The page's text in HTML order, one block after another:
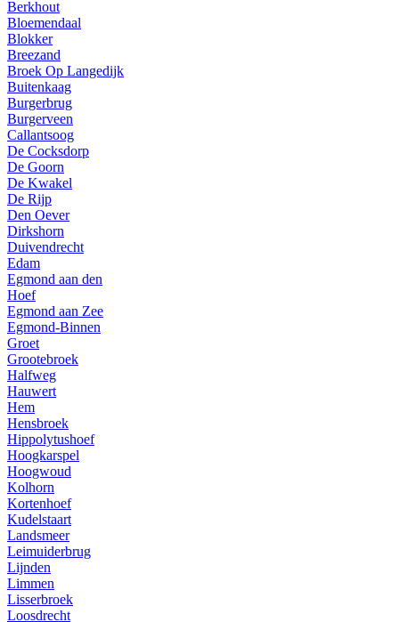
Berkhout
Bloemendaal
Blokker
Breezand
Broek Op Langedijk
Buitenkaag
Burgerbrug
Burgerveen
Callantsoog
De Cocksdorp
De Goorn
De Kwakel
De Rijp
Den Oever
Dirkshorn
Duivendrecht
Edam
Egmond aan den
Hoef
Egmond aan Zee
Egmond-Binnen
Groet
Grootebroek
Halfweg
Hauwert
Hem
Hensbroek
Hippolytushoef
Hoogkarspel
Hoogwoud
Kolhorn
Kortenhoef
Kudelstaart
Landsmeer
Leimuiderbrug
Lijnden
Limmen
Lisserbroek
Loosdrecht